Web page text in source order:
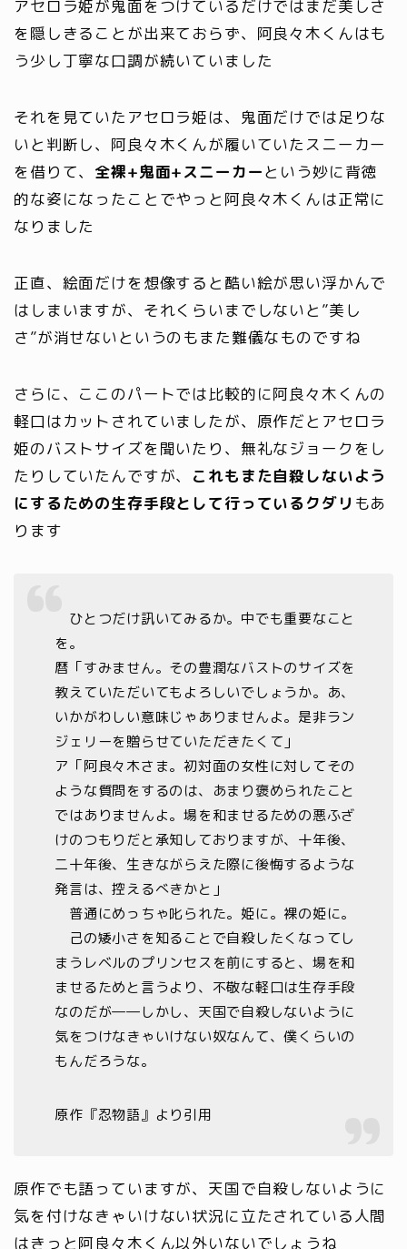
アセロラ姫が鬼面をつけているだけではまだ美しさ
を隠しきることが出来ておらず、阿良々木くんはも
う少し丁寧な口調が続いていました
それを見ていたアセロラ姫は、鬼面だけでは足りな
いと判断し、阿良々木くんが履いていたスニーカー
を借りて、 全裸+鬼面+スニーカーという妙に背徳
的な姿になったことでやっと阿良々木くんは正常に
なりました
正直、絵面だけを想像すると酷い絵が思い浮かんで
はしまいますが、それくらいまでしないと”美し
さ”が消せないというのもまた難儀なものですね
さらに、ここのパートでは比較的に阿良々木くんの
軽口はカットされていましたが、原作だとアセロラ
姫のバストサイズを聞いたり、無礼なジョークをし
たりしていたんですが、 これもまた自殺しないよう
にするための生存手段として行っているクダリ もあ
ります
ひとつだけ訊いてみるか。中でも重要なこと
を。
暦「すみません。その豊潤なバストのサイズを
教えていただいてもよろしいでしょうか。あ、
いかがわしい意味じゃありませんよ。是非ラン
ジェリーを贈らせていただきたくて」
ア「阿良々木さま。初対面の女性に対してその
ような質問をするのは、あまり褒められたこと
ではありませんよ。場を和ませるための悪ふざ
けのつもりだと承知しておりますが、十年後、
二十年後、生きながらえた際に後悔するような
発言は、控えるべきかと」
普通にめっちゃ叱られた。姫に。裸の姫に。
己の矮小さを知ることで自殺したくなってし
まうレベルのプリンセスを前にすると、場を和
ませるためと言うより、不敬な軽口は生存手段
なのだが――しかし、天国で自殺しないように
気をつけなきゃいけない奴なんて、僕くらいの
もんだろうな。
原作『忍物語』より引用
原作でも語っていますが、天国で自殺しないように
気を付けなきゃいけない状況に立たされている人間
はきっと阿良々木くん以外いないでしょうね